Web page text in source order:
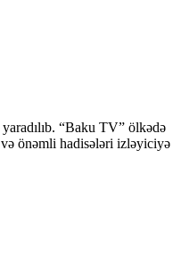
“Baku TV” ölkədə
önəmli hadisələri izləyiciyə